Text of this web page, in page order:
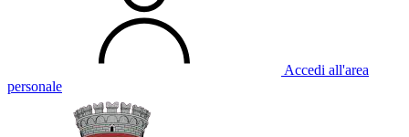
Accedi all'area
personale